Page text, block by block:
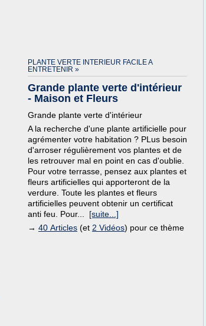
PLANTE VERTE INTERIEUR FACILE A
ENTRETENIR »
Grande plante verte d'intérieur
- Maison et Fleurs
Grande plante verte d'intérieur
A la recherche d'une plante artificielle pour
agrémenter votre habitation ? PLus besoin
d'arroser régulièrement vos plantes et de
les retrouver mal en point en cas d'oublie.
Pour votre terrasse, pensez aux plantes et
fleurs artificielles qui apporteront de la
verdure. Toute les plantes et fleurs
artificielles peuvent obtenir un certificat
anti feu. Pour... [suite...]
→ 40 Articles (et 2 Vidéos) pour ce thème